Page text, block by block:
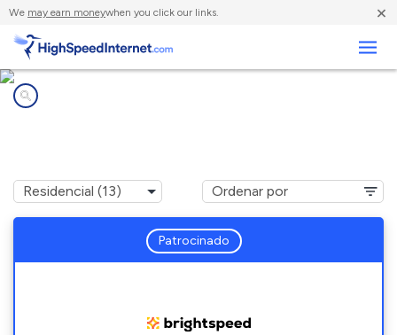
We may earn moneywhen you click our links. ×
Patrocinado